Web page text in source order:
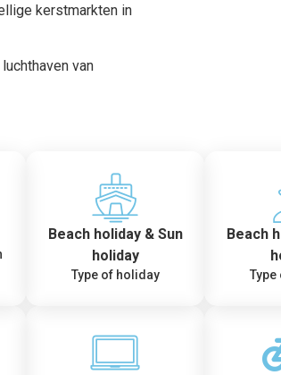
kerstmarkten in
van
Beach holiday & Sun
holiday
Type of holiday
Beach